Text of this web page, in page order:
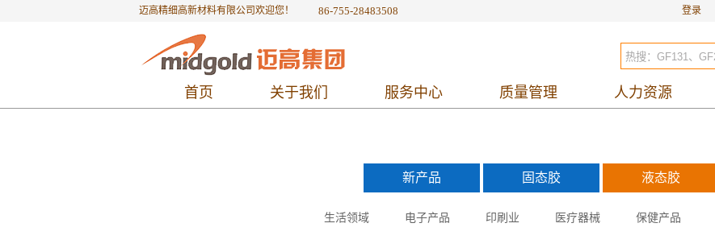
迈高精细高新材料有限公司欢迎您！ 86-755-28483508 登录
首页 关于我们 服务中心 质量管理 人力资源
新产品 固态胶 液态胶
生活领域 电子产品 印刷业 医疗器械 保健产品